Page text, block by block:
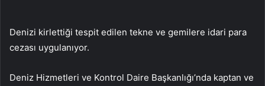
Denizi kirlettiği tespit edilen tekne ve gemilere idari para
cezası uygulanıyor.
Deniz Hizmetleri ve Kontrol Daire Başkanlığı’nda kaptan ve